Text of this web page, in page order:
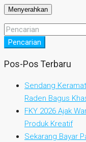
Pencarian
Pos-Pos Terbaru
Sendang
Raden Bagus
FKY 2026 Ajak
Produk Kreatif
Sekarang Bayar